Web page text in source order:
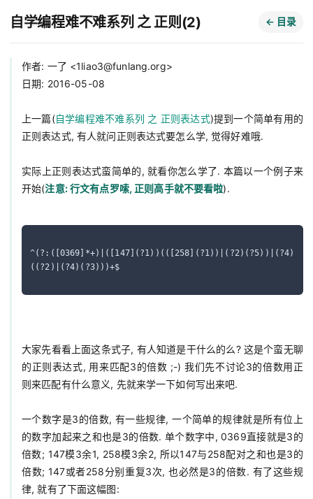
自学编程难不难系列 之 正则(2) ← 目录
作者: 一了 <1liao3@funlang.org>
日期: 2016-05-08
上一篇(自学编程难不难系列 之 正则表达式)提到一个简单有用的
正则表达式, 有人就问正则表达式要怎么学, 觉得好难哦.
实际上正则表达式蛮简单的, 就看你怎么学了. 本篇以一个例子来
开始(注意: 行文有点罗嗦, 正则高手就不要看啦).
^(?:([0369]*+)|([147](?1))(([258](?1))|(?2)(?5))|(?4)
((?2)|(?4)(?3)))+$
大家先看看上面这条式子, 有人知道是干什么的么? 这是个蛮无聊
的正则表达式, 用来匹配3的倍数 ;-) 我们先不讨论3的倍数用正
则来匹配有什么意义, 先就来学一下如何写出来吧.
一个数字是3的倍数, 有一些规律, 一个简单的规律就是所有位上
的数字加起来之和也是3的倍数. 单个数字中, 0369直接就是3的
倍数; 147模3余1, 258模3余2, 所以147与258配对之和也是3的
倍数; 147或者258分别重复3次, 也必然是3的倍数. 有了这些规
律, 就有了下面这幅图: